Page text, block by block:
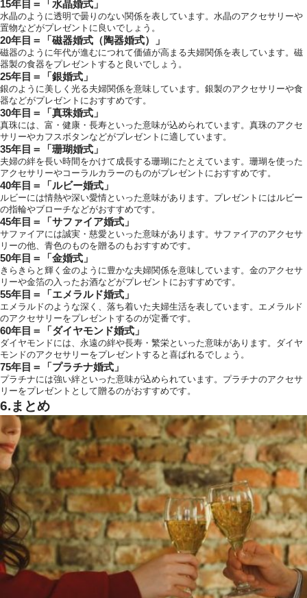
15年目＝「水晶婚式」
水晶のように透明で曇りのない関係を表しています。水晶のアクセサリーや
置物などがプレゼントに良いでしょう。
20年目＝「磁器婚式（陶器婚式）」
磁器のように年代が進むにつれて価値が高まる夫婦関係を表しています。磁
器製の食器をプレゼントすると良いでしょう。
25年目＝「銀婚式」
銀のように美しく光る夫婦関係を意味しています。銀製のアクセサリーや食
器などがプレゼントにおすすめです。
30年目＝「真珠婚式」
真珠には、富・健康・長寿といった意味が込められています。真珠のアクセ
サリーやカフスボタンなどがプレゼントに適しています。
35年目＝「珊瑚婚式」
夫婦の絆を長い時間をかけて成長する珊瑚にたとえています。珊瑚を使った
アクセサリーやコーラルカラーのものがプレゼントにおすすめです。
40年目＝「ルビー婚式」
ルビーには情熱や深い愛情といった意味があります。プレゼントにはルビー
の指輪やブローチなどがおすすめです。
45年目＝「サファイア婚式」
サファイアには誠実・慈愛といった意味があります。サファイアのアクセサ
リーの他、青色のものを贈るのもおすすめです。
50年目＝「金婚式」
きらきらと輝く金のように豊かな夫婦関係を意味しています。金のアクセサ
リーや金箔の入ったお酒などがプレゼントにおすすめです。
55年目＝「エメラルド婚式」
エメラルドのような深く、落ち着いた夫婦生活を表しています。エメラルド
のアクセサリーをプレゼントするのが定番です。
60年目＝「ダイヤモンド婚式」
ダイヤモンドには、永遠の絆や長寿・繁栄といった意味があります。ダイヤ
モンドのアクセサリーをプレゼントすると喜ばれるでしょう。
75年目＝「プラチナ婚式」
プラチナには強い絆といった意味が込められています。プラチナのアクセサ
リーをプレゼントとして贈るのがおすすめです。
6.まとめ